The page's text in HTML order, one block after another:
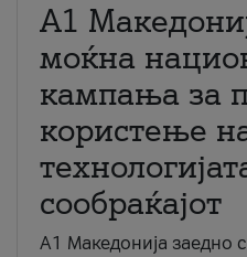
A1
моќна
кампања за
користење
сообраќајот
A1 Македонија заедно